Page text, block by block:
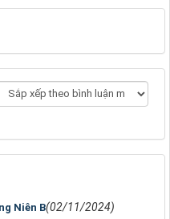
Niên B(02/11/2024)